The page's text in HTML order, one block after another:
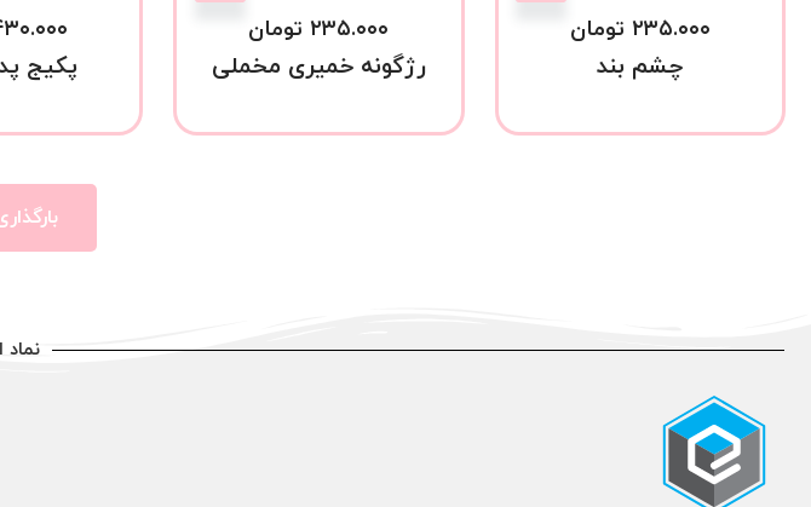
۲۳۵.۰۰۰ تومان
چشم بند
۲۳۵.۰۰۰ تومان
رژگونه خمیری مخملی پکیج
نماد